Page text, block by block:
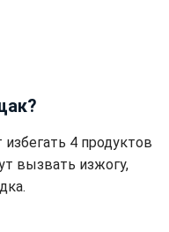
4 продуктов
вызвать изжогу,